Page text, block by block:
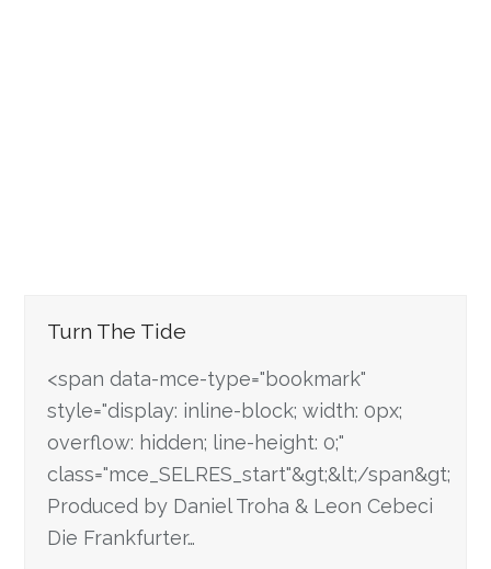
Turn The Tide
<span data-mce-type="bookmark"
style="display: inline-block; width: 0px;
overflow: hidden; line-height: 0;"
class="mce_SELRES_start"&gt; &lt;/span&gt;
Produced by Daniel Troha & Leon Cebeci
Die Frankfurter…